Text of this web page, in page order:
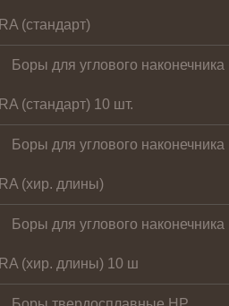
RA (стандарт)
Боры для углового наконечника
RA (стандарт) 10 шт.
Боры для углового наконечника
RA (хир. длины)
Боры для углового наконечника
RA (хир. длины) 10 ш